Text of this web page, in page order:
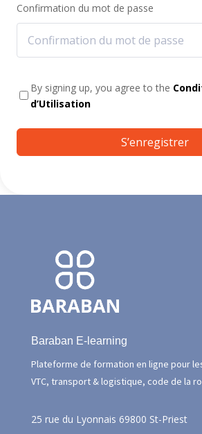
Confirmation du mot de passe
By signing up, you agree to the
d’Utilisation
S’enregistrer
Baraban E-learning
Plateforme de formation en ligne pour
VTC, transport & logistique, code de la
25 rue du Lyonnais 69800 St-Priest